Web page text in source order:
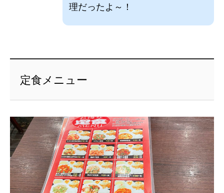
理だったよ～！
定食メニュー